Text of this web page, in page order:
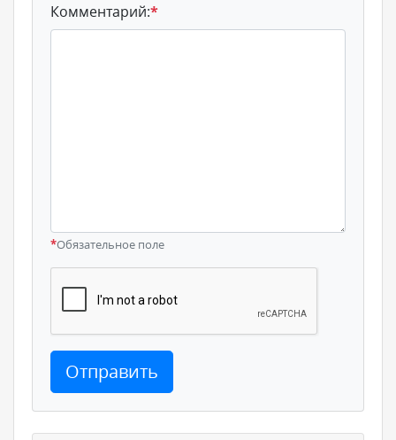
Комментарий:*
*Обязательное поле
Отправить